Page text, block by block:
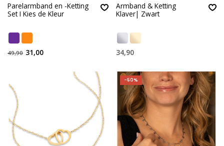
Parelarmband en -Ketting
Set I Kies de Kleur
49,90 31,00
Armband & Ketting
Klaver| Zwart
34,90
-50%